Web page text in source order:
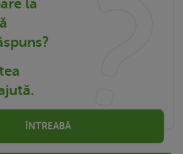
la
ÎNTREABĂ